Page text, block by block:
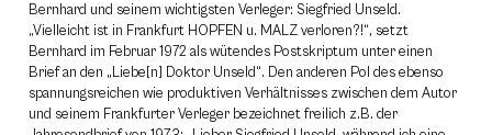
Bernhard und seinem wichtigsten Verleger: Siegfried Unseld.
„Vielleicht ist in Frankfurt HOPFEN u. MALZ verloren?!“, setzt
Bernhard im Februar 1972 als wütendes Postskriptum unter einen
Brief an den „Liebe[n] Doktor Unseld“. Den anderen Pol des ebenso
spannungsreichen wie produktiven Verhältnisses zwischen dem Autor
und seinem Frankfurter Verleger bezeichnet freilich z.B. der